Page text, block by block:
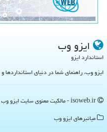
ایزو وب
استاندارد ایزو
ایزو وب، راهنمای شما در دنیای استانداردها
میانبرهای ایزو وب